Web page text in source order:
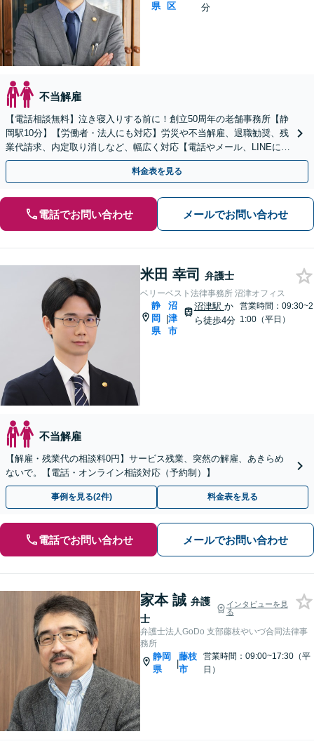
県
区
分
不当解雇
【電話相談無料】泣き寝入りする前に！創立50周年の老舗事務所【静
岡駅10分】【労働者・法人にも対応】労災や不当解雇、退職勧奨、残
業代請求、内定取り消しなど、幅広く対応【電話やメール、LINEにて
相談可能】事前予約で夜間相談も【法テラス利】
料金表を見る
電話でお問い合わせ メールでお問い合わせ
米田 幸司 弁護士
ベリーベスト法律事務所 沼津オフィス
静
岡
県
|
沼
津
市
沼津駅 か
ら徒歩4分
営業時間：09:30~2
1:00（平日）
不当解雇
【解雇・残業代の相談料0円】サービス残業、突然の解雇、あきらめ
ないで。【電話・オンライン相談対応（予約制）】
事例を見る(2件) 料金表を見る
電話でお問い合わせ メールでお問い合わせ
家本 誠 弁護
士
インタビューを見
る
弁護士法人GoDo 支部藤枝やいづ合同法律事
務所
静岡
県
|
藤枝
市
営業時間：09:00~17:30（平
日）